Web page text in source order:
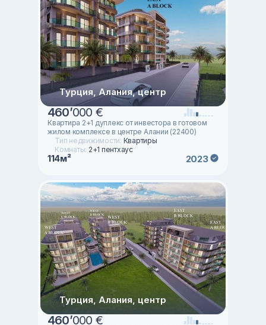
Турция, Алания, центр
460’000 €
Квартира 2+1 дуплекс от инвестора в готовом
жилом комплексе в центре Алании (22400)
Тип недвижимости: Квартиры
Комнаты: 2+1 пентхаус
114м² 2023
Турция, Алания, центр
460’000 €